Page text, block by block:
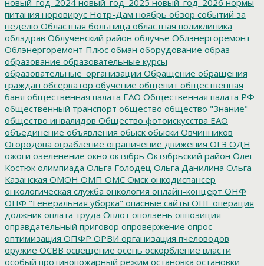
питания норовирус Нотр-Дам ноябрь обзор событий за
неделю Областная больница областная поликлиника
облздрав Облученский район облучье Облэнергоремонт
Облэнергоремонт Плюс обман оборудование образ
образование образовательные курсы
образовательные_организации Обращение обращения
граждан обсерватор обучение общепит общественная
баня общественная палата ЕАО Общественная палата РФ
общественный транспорт общество общество "Знание"
общество инвалидов Общество фотоискусства ЕАО
объединение объявления обыск обыски Овчинников
Огородова ограбление ограничение движения ОГЭ ОДН
ожоги озеленение окно октябрь Октябрьский район Олег
Костюк олимпиада Ольга Голодец Ольга Данилина Ольга
Казанская ОМОН ОМП ОМС Омск онкодиспансер
онкологическая служба онкология онлайн-концерт ОНФ
ОНФ "Генеральная уборка" опасные сайты ОПГ операция
должник оплата труда Оплот оползень оппозиция
оправдательный приговор опровержение опрос
оптимизация ОПФР ОРВИ организация пчеловодов
оружие ОСВВ освещение осень оскорбление власти
особый противопожарный режим остановка остановки